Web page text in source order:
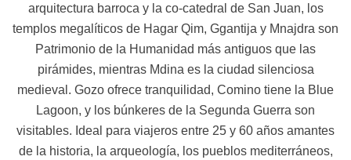
arquitectura barroca y la co-catedral de San Juan, los
templos megalíticos de Hagar Qim, Ggantija y Mnajdra son
Patrimonio de la Humanidad más antiguos que las
pirámides, mientras Mdina es la ciudad silenciosa
medieval. Gozo ofrece tranquilidad, Comino tiene la Blue
Lagoon, y los búnkeres de la Segunda Guerra son
visitables. Ideal para viajeros entre 25 y 60 años amantes
de la historia, la arqueología, los pueblos mediterráneos,